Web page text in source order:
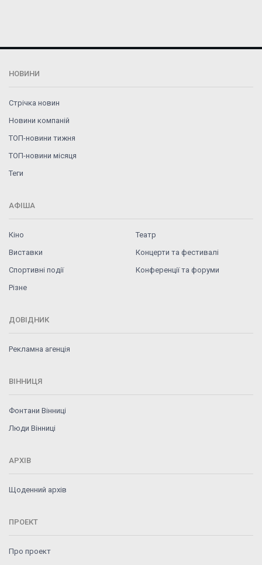
НОВИНИ
Стрічка новин
Новини компаній
ТОП-новини тижня
ТОП-новини місяця
Теги
АФІША
Кіно
Театр
Виставки
Концерти та фестивалі
Спортивні події
Конференції та форуми
Різне
ДОВІДНИК
Рекламна агенція
ВІННИЦЯ
Фонтани Вінниці
Люди Вінниці
АРХІВ
Щоденний архів
ПРОЕКТ
Про проект